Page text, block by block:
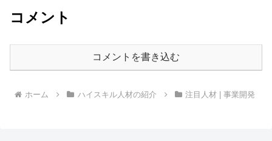
コメント
コメントを書き込む
ホーム ハイスキル人材の紹介 注目人材 | 事業開発